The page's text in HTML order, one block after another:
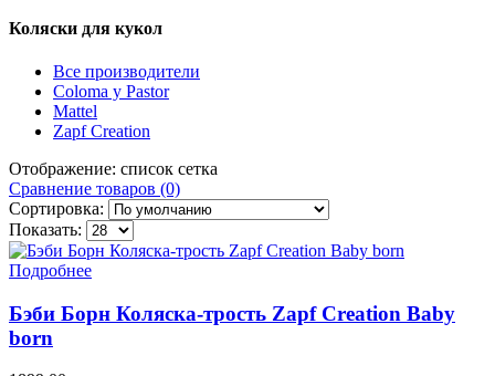
Коляски для кукол
Все производители
Coloma y Pastor
Mattel
Zapf Creation
Отображение: список сетка
Сравнение товаров (0)
Сортировка:
Показать:
Подробнее
Бэби Борн Коляска-трость Zapf Creation Baby
born